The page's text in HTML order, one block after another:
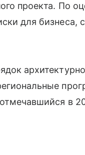
проекта. По
для бизнеса,
в